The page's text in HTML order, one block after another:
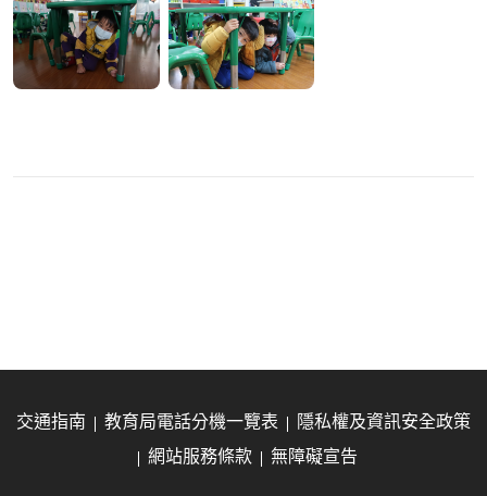
交通指南 教育局電話分機一覽表
隱私權及資訊安全政策
網站服務條款
無障礙宣告